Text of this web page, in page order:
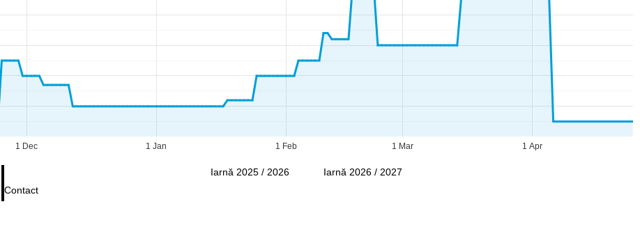
Lun.-Joi:
Vin.:
10:00-15:00
Sâm.-Dum.:
Contact
Asistenţă
1 Dec 1 Jan 1 Feb 1 Mar 1 Apr
Iarnă 2025 / 2026 Iarnă 2026 / 2027